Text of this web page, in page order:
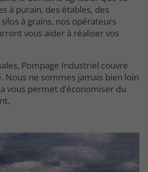
à purain, des étables, des
à grains, nos opérateurs
vous aider à réaliser vos
Pompage Industriel couvre
Nous ne sommes jamais bien loin
vous permet d’économiser du